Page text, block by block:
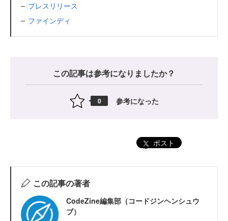
プレスリリース
ファインディ
この記事は参考になりましたか？
0 参考になった
ポスト
この記事の著者
CodeZine編集部（コードジンヘンシュウ
ブ）